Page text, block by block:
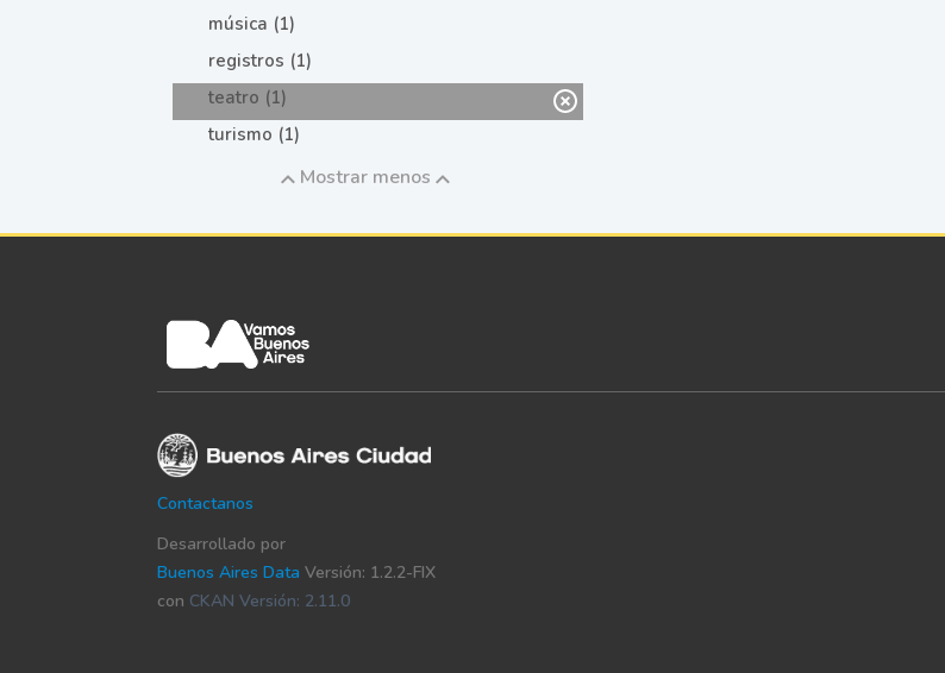
música (1)
registros (1)
teatro (1)
turismo (1)
Mostrar menos
Contactanos
Desarrollado por
Buenos Aires Data Versión: 1.2.2-FIX
con CKAN Versión: 2.11.0